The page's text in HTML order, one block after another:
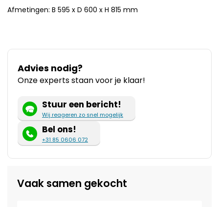
Afmetingen: B 595 x D 600 x H 815 mm
Advies nodig?
Onze experts staan voor je klaar!
Stuur een bericht!
Wij reageren zo snel mogelijk
Bel ons!
+31 85 0606 072
Vaak samen gekocht